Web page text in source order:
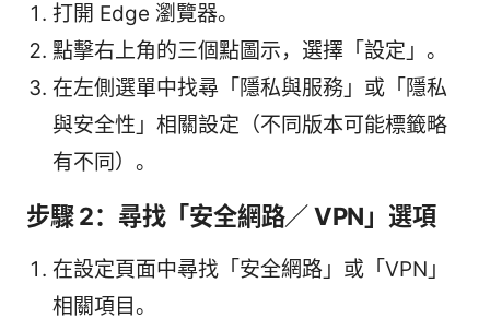
打開 Edge 瀏覽器。
點擊右上角的三個點圖示，選擇「設定」。
在左側選單中找尋「隱私與服務」或「隱私
與安全性」相關設定（不同版本可能標籤略
有不同）。
步驟 2：尋找「安全網路／ VPN」選項
在設定頁面中尋找「安全網路」或「VPN」
相關項目。